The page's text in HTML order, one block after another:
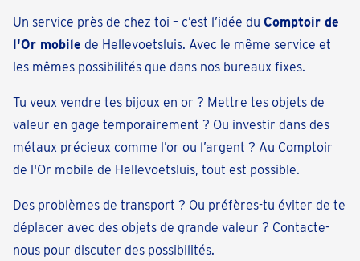
Un service près de chez toi – c’est l’idée du Comptoir de
l'Or mobile de Hellevoetsluis. Avec le même service et
les mêmes possibilités que dans nos bureaux fixes.
Tu veux vendre tes bijoux en or ? Mettre tes objets de
valeur en gage temporairement ? Ou investir dans des
métaux précieux comme l’or ou l’argent ? Au Comptoir
de l'Or mobile de Hellevoetsluis, tout est possible.
Des problèmes de transport ? Ou préfères-tu éviter de te
déplacer avec des objets de grande valeur ? Contacte-
nous pour discuter des possibilités.